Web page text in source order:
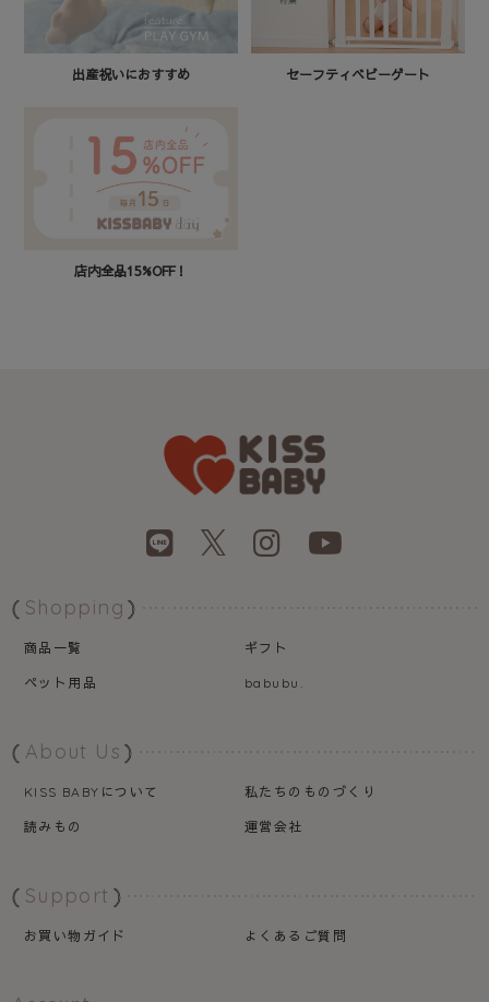
出産祝いにおすすめ セーフティベビーゲート
店内全品15%OFF！
Shopping
商品一覧
ギフト
ペット用品
babubu.
About Us
KISS BABY について
私たちのものづくり
読みもの
運営会社
Support
お買い物ガイド よくあるご質問